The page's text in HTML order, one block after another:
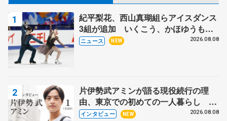
紀平梨花、西山真瑚組らアイスダンス
3組が追加 いくこう、かほゆうも、
木下グループ杯
ニュース NEW 2026.08.08
片伊勢武アミンが語る現役続行の理
由、東京での初めての一人暮らし 注
目スケーターの「今」に迫る
インタビュー NEW 2026.08.08